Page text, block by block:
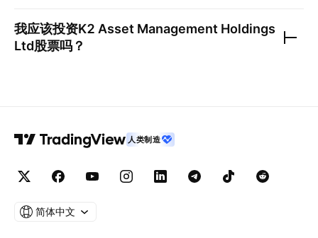
我应该投资K2 Asset Management Holdings
Ltd股票吗？
人类制造
简体中文